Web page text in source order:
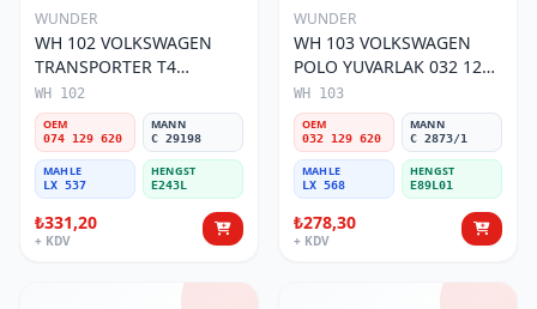
WUNDER
WH 102 VOLKSWAGEN
TRANSPORTER T4
(SÜNGERSiZ) 074 129 620
Hava Filtresi
WH 102
OEM
074 129 620
MANN
C 29198
MAHLE
LX 537
HENGST
E243L
₺331,20
+ KDV
WUNDER
WH 103 VOLKSWAGEN
POLO YUVARLAK 032 129
620 Hava Filtresi
WH 103
OEM
032 129 620
MANN
C 2873/1
MAHLE
LX 568
HENGST
E89L01
₺278,30
+ KDV